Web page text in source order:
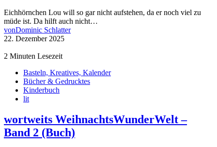
Eichhörnchen Lou will so gar nicht aufstehen, da er noch viel zu
müde ist. Da hilft auch nicht…
vonDominic Schlatter
22. Dezember 2025
2 Minuten Lesezeit
Basteln, Kreatives, Kalender
Bücher & Gedrucktes
Kinderbuch
lit
wortweits WeihnachtsWunderWelt –
Band 2 (Buch)